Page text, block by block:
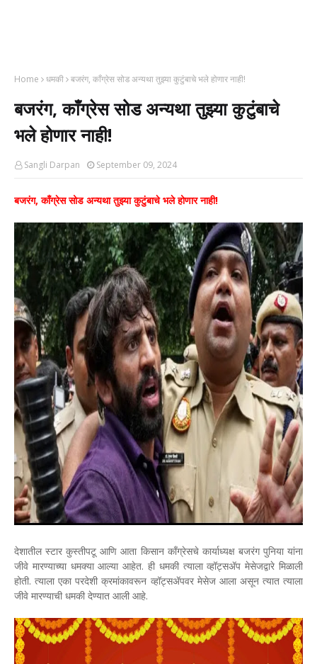
Home धमकी बजरंग, काँग्रेस सोड अन्यथा तुझ्या कुटुंबाचे भले होणार नाही!
बजरंग, काँग्रेस सोड अन्यथा तुझ्या कुटुंबाचे
भले होणार नाही!
Sangli Darpan September 09, 2024
बजरंग, काँग्रेस सोड अन्यथा तुझ्या कुटुंबाचे भले होणार नाही!
देशातील स्टार कुस्तीपटू आणि आता किसान काँग्रेसचे कार्याध्यक्ष बजरंग पुनिया यांना
जीवे मारण्याच्या धमक्या आल्या आहेत. ही धमकी त्याला व्हॉट्सॲप मेसेजद्वारे मिळाली
होती. त्याला एका परदेशी क्रमांकावरून व्हॉट्सॲपवर मेसेज आला असून त्यात त्याला
जीवे मारण्याची धमकी देण्यात आली आहे.